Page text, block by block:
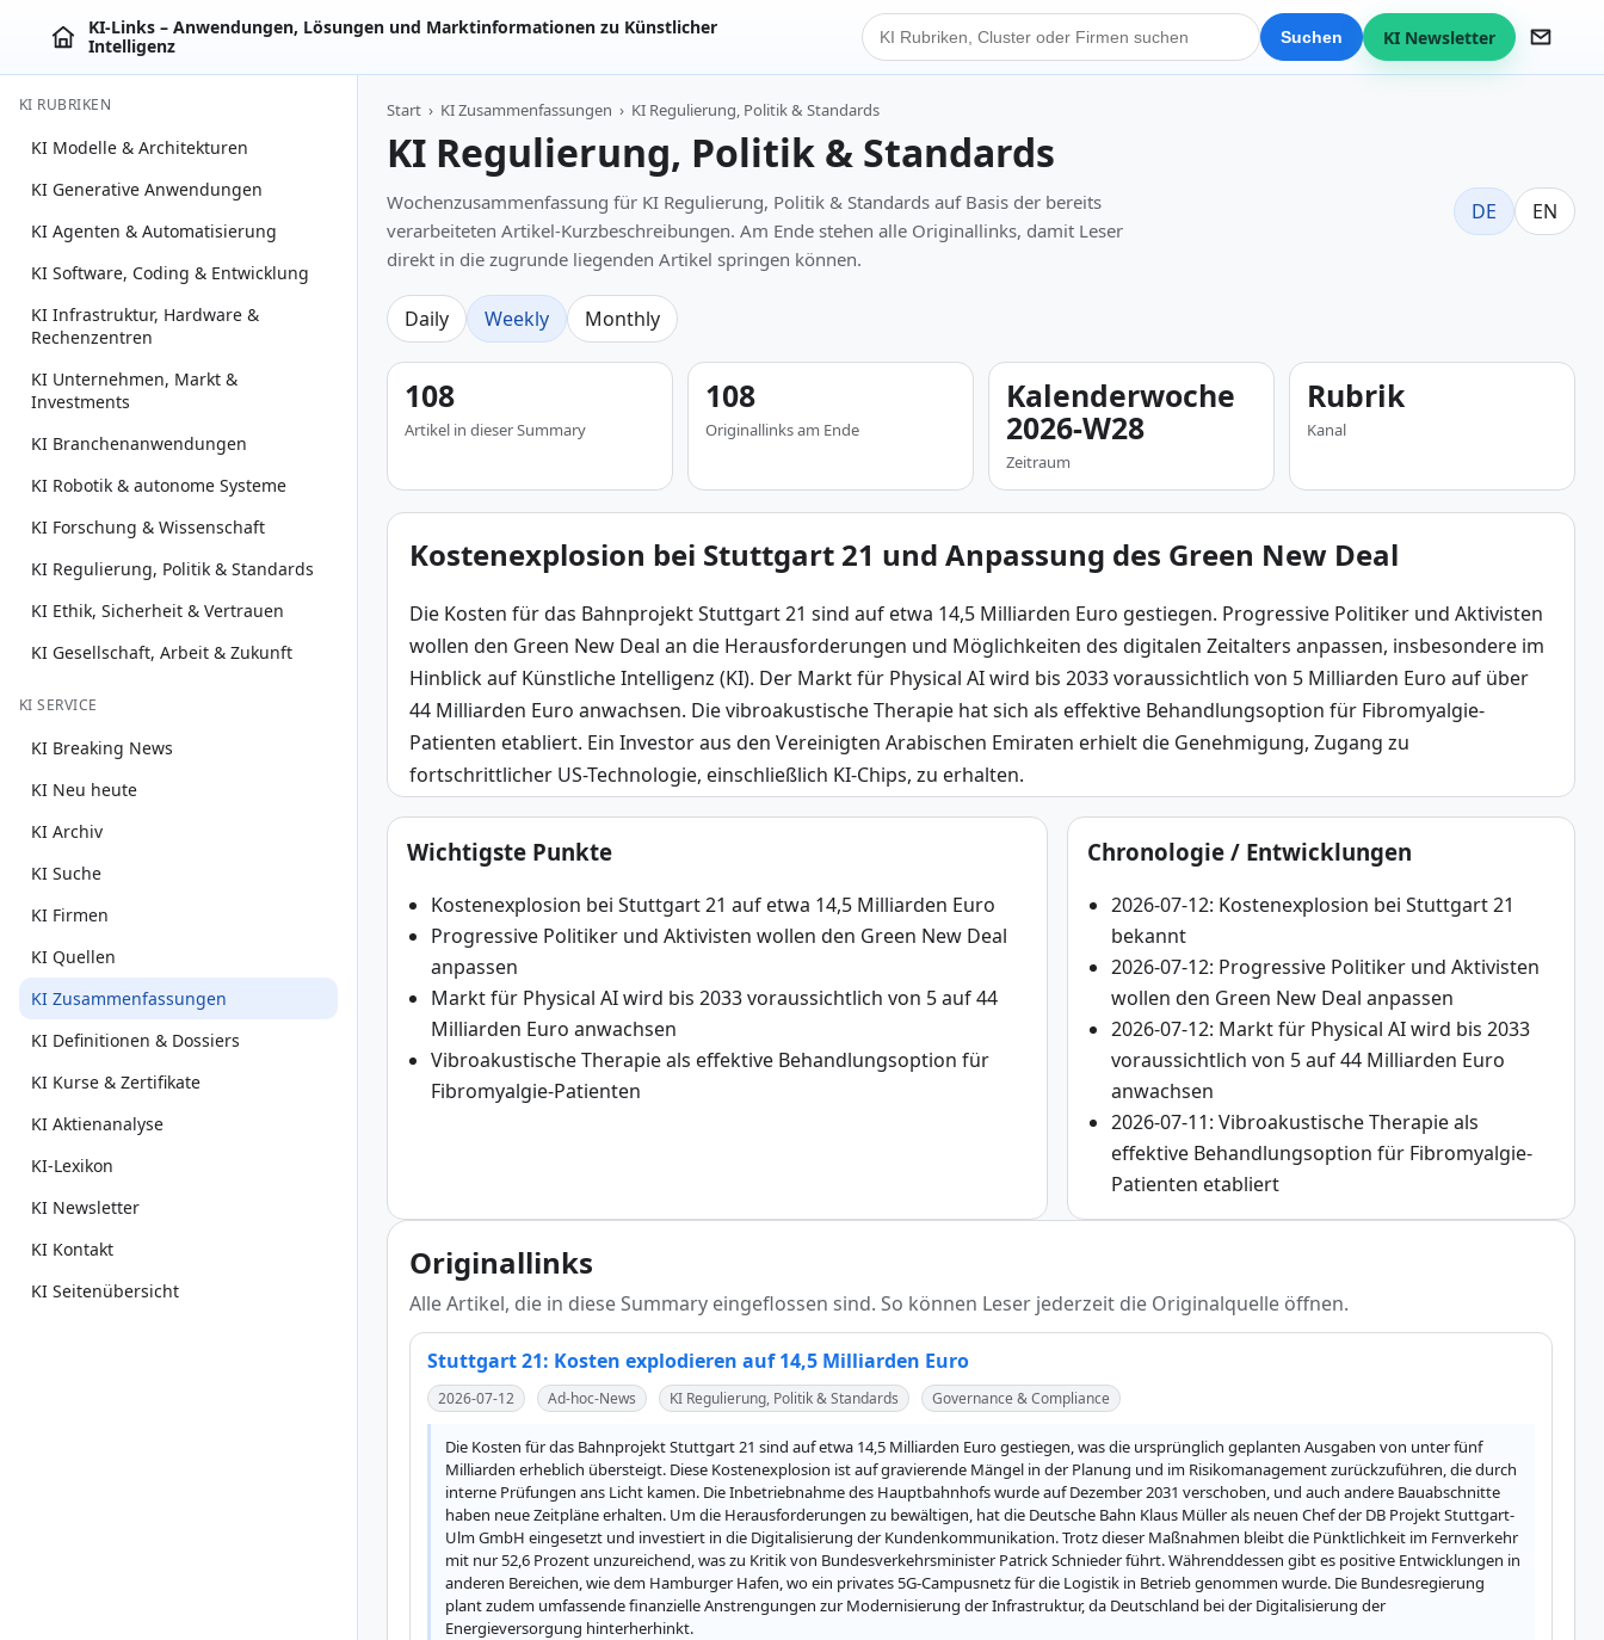
KI‑Links – Anwendungen, Lösungen und Marktinformationen zu Künstlicher
Intelligenz
KI Suche Suchen KI Newsletter
KI RUBRIKEN
KI Modelle & Architekturen
KI Generative Anwendungen
KI Agenten & Automatisierung
KI Software, Coding & Entwicklung
KI Infrastruktur, Hardware &
Rechenzentren
KI Unternehmen, Markt &
Investments
KI Branchenanwendungen
KI Robotik & autonome Systeme
KI Forschung & Wissenschaft
KI Regulierung, Politik & Standards
KI Ethik, Sicherheit & Vertrauen
KI Gesellschaft, Arbeit & Zukunft
KI SERVICE
KI Breaking News
KI Neu heute
KI Archiv
KI Suche
KI Firmen
KI Quellen
KI Zusammenfassungen
KI Definitionen & Dossiers
KI Kurse & Zertifikate
KI Aktienanalyse
KI-Lexikon
KI Newsletter
KI Kontakt
KI Seitenübersicht
Start › KI Zusammenfassungen › KI Regulierung, Politik & Standards
KI Regulierung, Politik & Standards
Wochenzusammenfassung für KI Regulierung, Politik & Standards auf Basis der bereits
verarbeiteten Artikel-Kurzbeschreibungen. Am Ende stehen alle Originallinks, damit Leser
direkt in die zugrunde liegenden Artikel springen können.
DE EN
Daily Weekly Monthly
108
Artikel in dieser Summary
108
Originallinks am Ende
Kalenderwoche
2026-W28
Zeitraum
Rubrik
Kanal
Kostenexplosion bei Stuttgart 21 und Anpassung des Green New Deal
Die Kosten für das Bahnprojekt Stuttgart 21 sind auf etwa 14,5 Milliarden Euro gestiegen. Progressive Politiker und Aktivisten
wollen den Green New Deal an die Herausforderungen und Möglichkeiten des digitalen Zeitalters anpassen, insbesondere im
Hinblick auf Künstliche Intelligenz (KI). Der Markt für Physical AI wird bis 2033 voraussichtlich von 5 Milliarden Euro auf über
44 Milliarden Euro anwachsen. Die vibroakustische Therapie hat sich als effektive Behandlungsoption für Fibromyalgie-
Patienten etabliert. Ein Investor aus den Vereinigten Arabischen Emiraten erhielt die Genehmigung, Zugang zu
fortschrittlicher US-Technologie, einschließlich KI-Chips, zu erhalten.
Wichtigste Punkte
Kostenexplosion bei Stuttgart 21 auf etwa 14,5 Milliarden Euro
Progressive Politiker und Aktivisten wollen den Green New Deal
anpassen
Markt für Physical AI wird bis 2033 voraussichtlich von 5 auf 44
Milliarden Euro anwachsen
Vibroakustische Therapie als effektive Behandlungsoption für
Fibromyalgie-Patienten
Chronologie / Entwicklungen
2026-07-12: Kostenexplosion bei Stuttgart 21
bekannt
2026-07-12: Progressive Politiker und Aktivisten
wollen den Green New Deal anpassen
2026-07-12: Markt für Physical AI wird bis 2033
voraussichtlich von 5 auf 44 Milliarden Euro
anwachsen
2026-07-11: Vibroakustische Therapie als
effektive Behandlungsoption für Fibromyalgie-
Patienten etabliert
Originallinks
Alle Artikel, die in diese Summary eingeflossen sind. So können Leser jederzeit die Originalquelle öffnen.
Stuttgart 21: Kosten explodieren auf 14,5 Milliarden Euro
2026-07-12 Ad-hoc-News KI Regulierung, Politik & Standards Governance & Compliance
Die Kosten für das Bahnprojekt Stuttgart 21 sind auf etwa 14,5 Milliarden Euro gestiegen, was die ursprünglich geplanten Ausgaben von unter fünf
Milliarden erheblich übersteigt. Diese Kostenexplosion ist auf gravierende Mängel in der Planung und im Risikomanagement zurückzuführen, die durch
interne Prüfungen ans Licht kamen. Die Inbetriebnahme des Hauptbahnhofs wurde auf Dezember 2031 verschoben, und auch andere Bauabschnitte
haben neue Zeitpläne erhalten. Um die Herausforderungen zu bewältigen, hat die Deutsche Bahn Klaus Müller als neuen Chef der DB Projekt Stuttgart-
Ulm GmbH eingesetzt und investiert in die Digitalisierung der Kundenkommunikation. Trotz dieser Maßnahmen bleibt die Pünktlichkeit im Fernverkehr
mit nur 52,6 Prozent unzureichend, was zu Kritik von Bundesverkehrsminister Patrick Schnieder führt. Währenddessen gibt es positive Entwicklungen in
anderen Bereichen, wie dem Hamburger Hafen, wo ein privates 5G-Campusnetz für die Logistik in Betrieb genommen wurde. Die Bundesregierung
plant zudem umfassende finanzielle Anstrengungen zur Modernisierung der Infrastruktur, da Deutschland bei der Digitalisierung der
Energieversorgung hinterherhinkt.